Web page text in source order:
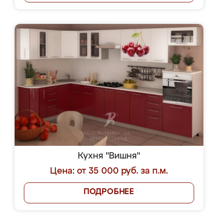
Кухня "Вишня"
Цена: от 35 000 руб. за п.м.
ПОДРОБНЕЕ